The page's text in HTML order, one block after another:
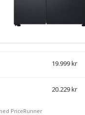
19.999 kr
20.229 kr
PriceRunner